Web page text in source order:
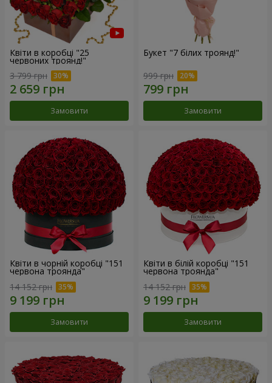
Квіти в коробці "25
червоних троянд!"
3 799 грн
Замовити
Букет "7 білих троянд!"
999 грн
Замовити
Квіти в чорній коробці "151
червона троянда"
14 152 грн
Замовити
Квіти в білій коробці "151
червона троянда"
14 152 грн
Замовити